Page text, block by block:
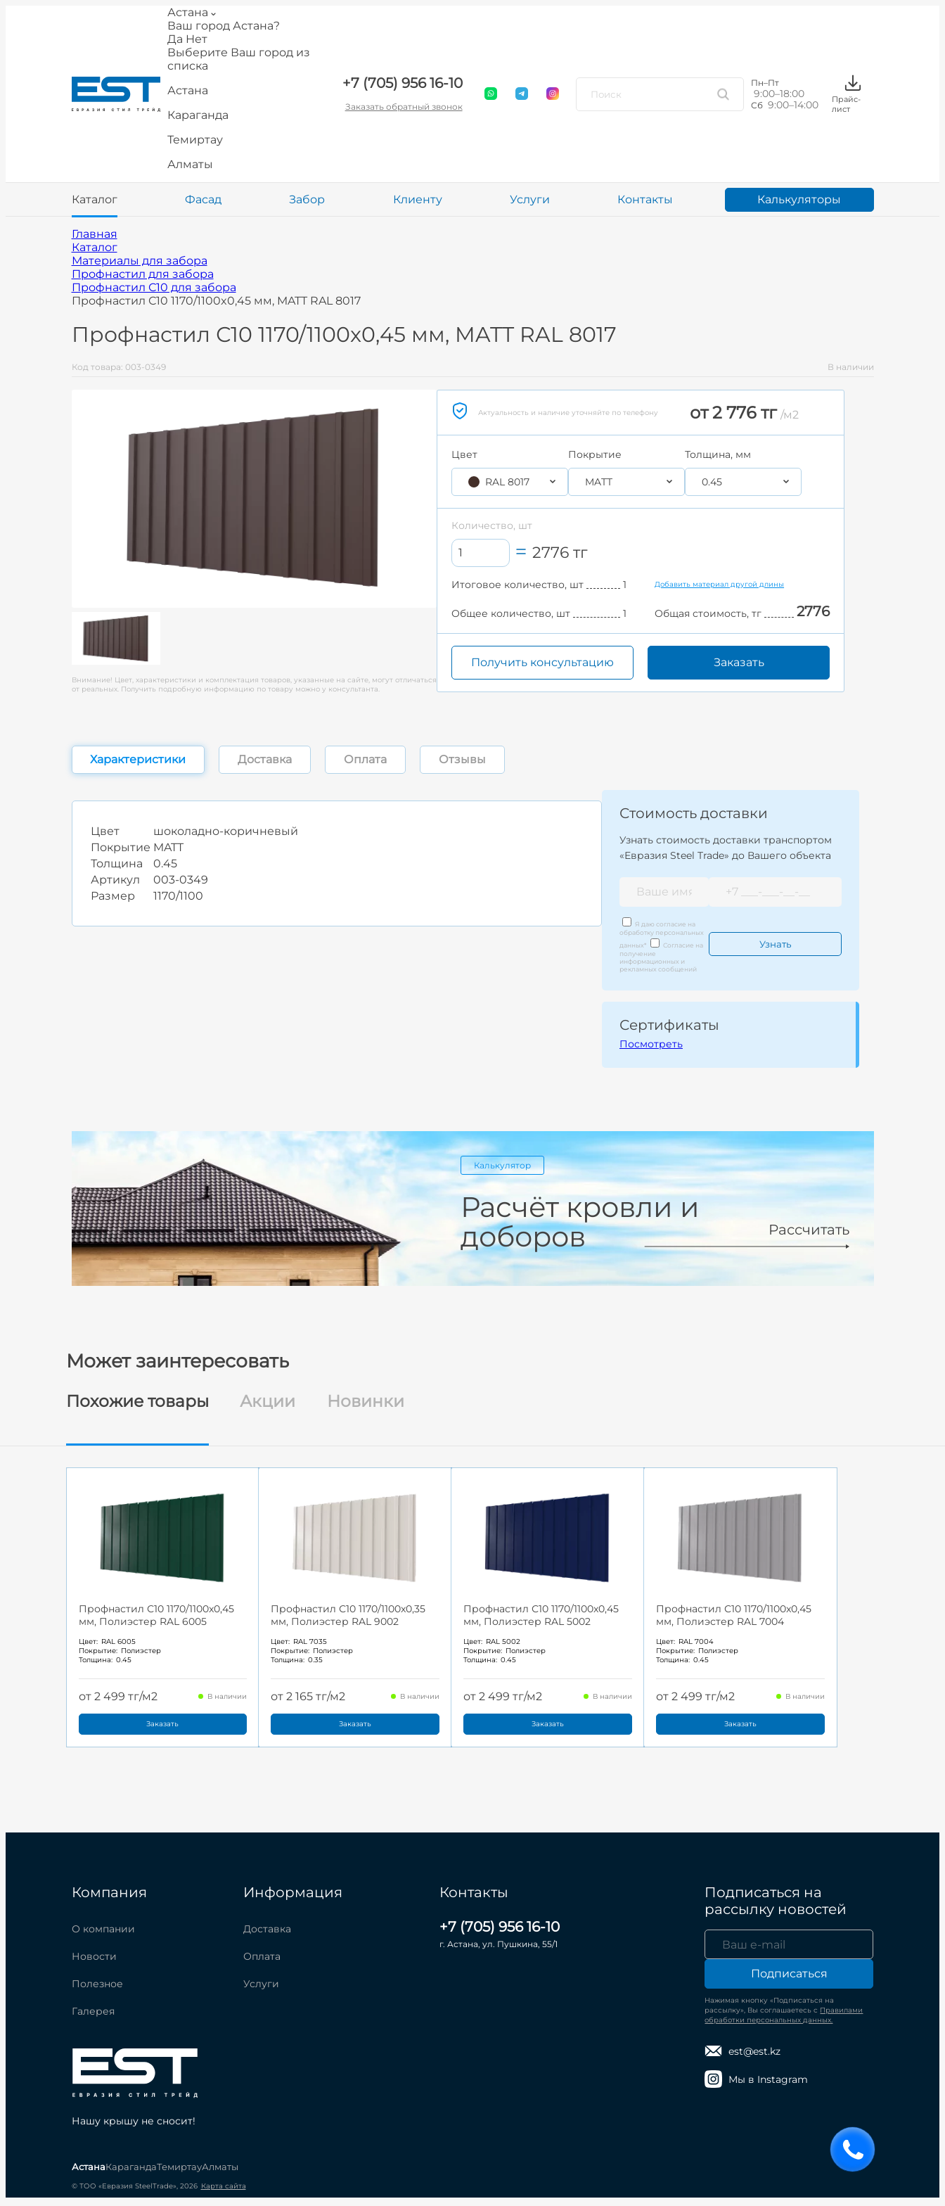
Астана
Ваш город Астана?
Да Нет
Выберите Ваш город из
списка
Астана
Караганда
Темиртау
Алматы
+7 (705) 956 16-10
Заказать обратный звонок
Пн–Пт
9:00–18:00
Сб 9:00–14:00
Прайс-
лист
Каталог Фасад Забор Клиенту Услуги Контакты Калькуляторы
Главная
Каталог
Материалы для забора
Профнастил для забора
Профнастил С10 для забора
Профнастил С10 1170/1100x0,45 мм, MATT RAL 8017
Профнастил С10 1170/1100x0,45 мм, MATT RAL 8017
Код товара: 003-0349 В наличии
Внимание! Цвет, характеристики и комплектация товаров, указанные на сайте, могут отличаться
от реальных. Получить подробную информацию по товару можно у консультанта.
Актуальность и наличие уточняйте по телефону от 2 776 тг /м2
Цвет
RAL 8017
Покрытие
MATT
Толщина, мм
0.45
Количество, шт
2776 тг
Итоговое количество, шт 1 Добавить материал другой длины
Общее количество, шт 1 Общая стоимость, тг 2776
Получить консультацию Заказать
Характеристики Доставка Оплата Отзывы
Цвет
шоколадно-коричневый
Покрытие MATT
Толщина
0.45
Артикул
003-0349
Размер
1170/1100
Стоимость доставки
Узнать стоимость доставки транспортом
«Евразия Steel Trade» до Вашего объекта
Я даю согласие на
обработку персональных
данных*
Согласие на
получение
информационных и
рекламных сообщений
Сертификаты
Посмотреть
Калькулятор
Расчёт кровли и
доборов
Рассчитать
Может заинтересовать
Похожие товары Акции Новинки
Профнастил С10 1170/1100x0,45
мм, Полиэстер RAL 6005
Цвет: RAL 6005
Покрытие: Полиэстер
Толщина: 0.45
от 2 499 тг/м2 В наличии
Заказать
Профнастил С10 1170/1100x0,35
мм, Полиэстер RAL 9002
Цвет: RAL 7035
Покрытие: Полиэстер
Толщина: 0.35
от 2 165 тг/м2 В наличии
Заказать
Профнастил С10 1170/1100x0,45
мм, Полиэстер RAL 5002
Цвет: RAL 5002
Покрытие: Полиэстер
Толщина: 0.45
от 2 499 тг/м2 В наличии
Заказать
Профнастил С10 1170/1100x0,45
мм, Полиэстер RAL 7004
Цвет: RAL 7004
Покрытие: Полиэстер
Толщина: 0.45
от 2 499 тг/м2 В наличии
Заказать
Компания
О компании
Новости
Полезное
Галерея
Информация
Доставка
Оплата
Услуги
Контакты
+7 (705) 956 16-10
г. Астана, ул. Пушкина, 55/1
Подписаться на
рассылку новостей
Подписаться
Нажимая кнопку «Подписаться на
рассылку», Вы соглашаетесь с Правилами
обработки персональных данных.
est@est.kz
Мы в Instagram
Нашу крышу не сносит!
АстанаКарагандаТемиртауАлматы
© ТОО «Евразия SteelTrade», 2026 Карта сайта